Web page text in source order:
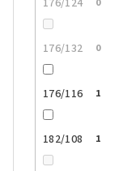
176/132 0
176/116 1
182/108 1